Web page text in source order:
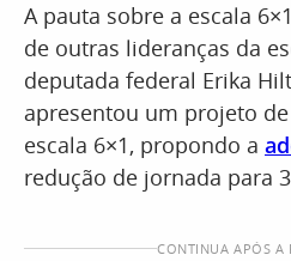
A pauta sobre a escala
de outras lideranças da
deputada federal Erika
apresentou um projeto
escala 6×1, propondo a
redução de jornada para
CONTINUA APÓS A